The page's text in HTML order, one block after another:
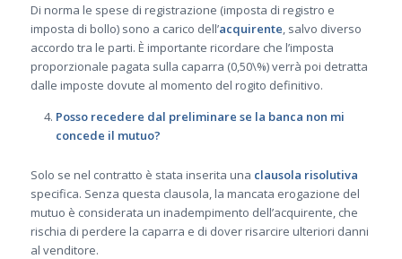
Di norma le spese di registrazione (imposta di registro e
imposta di bollo) sono a carico dell’acquirente, salvo diverso
accordo tra le parti. È importante ricordare che l’imposta
proporzionale pagata sulla caparra (0,50\%) verrà poi detratta
dalle imposte dovute al momento del rogito definitivo.
Posso recedere dal preliminare se la banca non mi
concede il mutuo?
Solo se nel contratto è stata inserita una clausola risolutiva
specifica. Senza questa clausola, la mancata erogazione del
mutuo è considerata un inadempimento dell’acquirente, che
rischia di perdere la caparra e di dover risarcire ulteriori danni
al venditore.